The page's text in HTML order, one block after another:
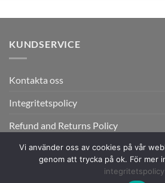
KUNDSERVICE
Kontakta oss
Integritetspolicy
Refund and Returns Policy
Vi använder oss av cookies på vår
genom att trycka på ok. För mer
integritetspolicy